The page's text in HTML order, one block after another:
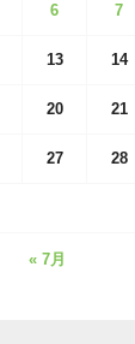
6 7
13 14
20 21
27 28
« 7月